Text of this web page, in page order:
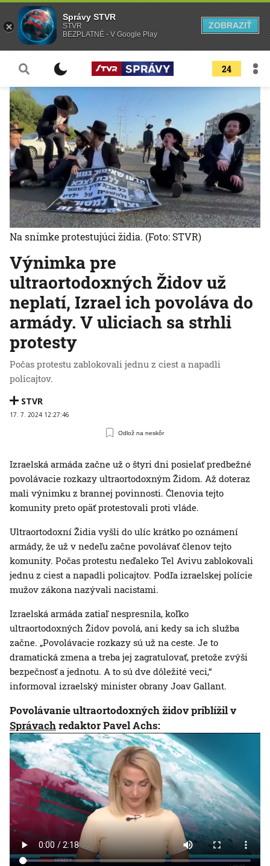
24
Výnimka pre
ultraortodoxných Židov už
neplatí, Izrael ich povoláva do
armády. V uliciach sa strhli
protesty
Počas protestu zablokovali jednu z ciest a napadli
policajtov.
STVR
17. 7. 2024 12:27:46
Odlož na neskôr
Na snímke protestujúci židia. (Foto: STVR)
Izraelská armáda začne už o štyri dni posielať predbežné
povolávacie rozkazy ultraortodoxným Židom. Až doteraz
mali výnimku z brannej povinnosti. Členovia tejto
komunity preto opäť protestovali proti vláde.
Ultraortodoxní Židia vyšli do ulíc krátko po oznámení
armády, že už v nedeľu začne povolávať členov tejto
komunity. Počas protestu neďaleko Tel Avivu zablokovali
jednu z ciest a napadli policajtov. Podľa izraelskej polície
mužov zákona nazývali nacistami.
Izraelská armáda zatiaľ nespresnila, koľko
ultraortodoxných Židov povolá, ani kedy sa ich služba
začne. „Povolávacie rozkazy sú už na ceste. Je to
dramatická zmena a treba jej zagratulovať, pretože zvýši
bezpečnosť a jednotu. A to sú dve dôležité veci,“
informoval izraelský minister obrany Joav Gallant.
Povolávanie ultraortodoxných židov priblížil v
Správachredaktor Pavel Achs:
Správy STVR
STVR
BEZPLATNÉ - V Google Play
ZOBRAZIŤ